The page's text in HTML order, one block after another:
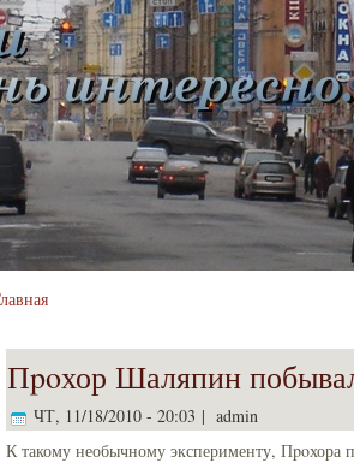
Пpoхор Шаляпин
ЧТ, 11/18/2010 - 20:03 | admin
К такому необычному эксперименту, Пpoхора